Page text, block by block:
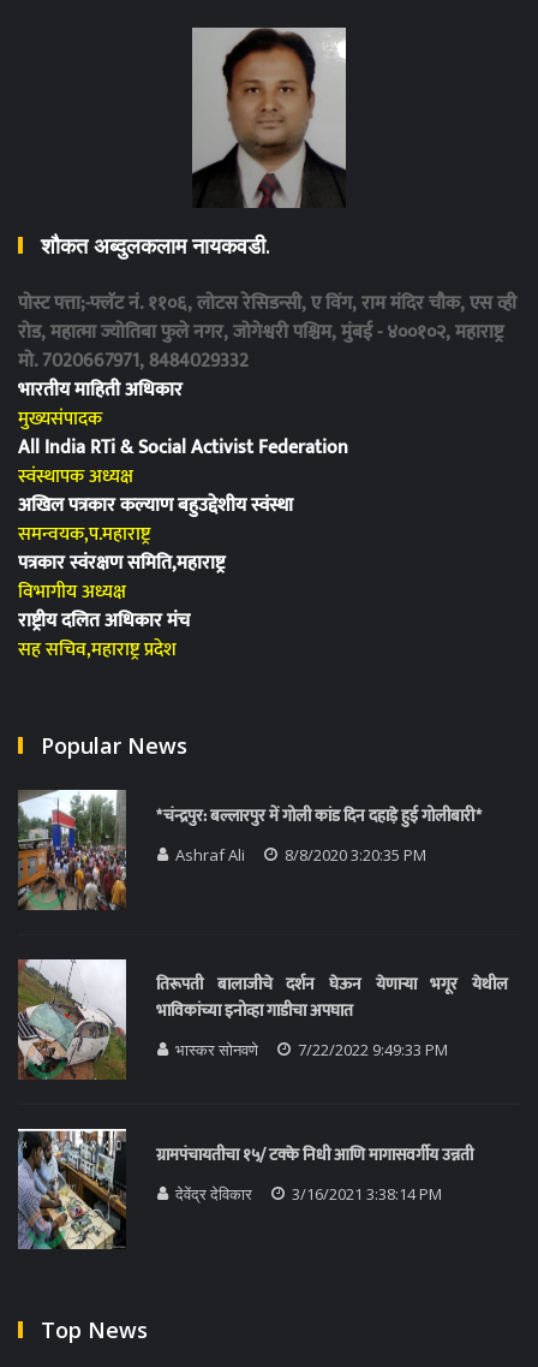
शौकत अब्दुलकलाम नायकवडी.
पोस्ट पत्ता;-फ्लॅट नं. ११०६, लोटस रेसिडन्सी, ए विंग, राम मंदिर चौक, एस व्ही
रोड, महात्मा ज्योतिबा फुले नगर, जोगेश्वरी पश्चिम, मुंबई - ४००१०२, महाराष्ट्र
मो. 7020667971, 8484029332
भारतीय माहिती अधिकार
मुख्यसंपादक
All India RTi & Social Activist Federation
स्वंस्थापक अध्यक्ष
अखिल पत्रकार कल्याण बहुउद्देशीय स्वंस्था
समन्वयक,प.महाराष्ट्र
पत्रकार स्वंरक्षण समिति,महाराष्ट्र
विभागीय अध्यक्ष
राष्ट्रीय दलित अधिकार मंच
सह सचिव,महाराष्ट्र प्रदेश
Popular News
*चंन्द्रपुर: बल्लारपुर में गोली कांड दिन दहाड़े हुई गोलीबारी*
Ashraf Ali 8/8/2020 3:20:35 PM
तिरूपती बालाजीचे दर्शन घेऊन येणाऱ्या भगूर येथील
भाविकांच्या इनोव्हा गाडीचा अपघात
भास्कर सोनवणे 7/22/2022 9:49:33 PM
ग्रामपंचायतीचा १५/ टक्के निधी आणि मागासवर्गीय उन्नती
देवेंद्र देविकार 3/16/2021 3:38:14 PM
Top News